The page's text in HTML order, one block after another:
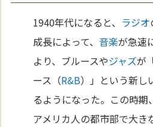
1940年代になると、 ラジオ
成長によって、音楽が急速
より、ブルースやジャズが
ース（R&B）」という新し
るようになった。この時期、
アメリカ人の都市部で大き